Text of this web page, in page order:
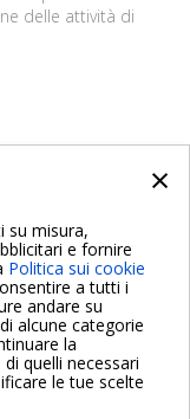
×
su misura,
e fornire
Politica sui cookie
a tutti i
andare su
alcune categorie
la
quelli necessari
le tue scelte
delle attività di
le Domande più